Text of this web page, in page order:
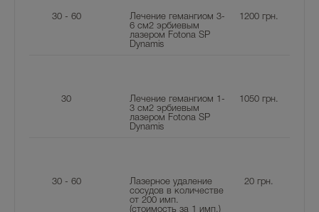
30 - 60
Лечение гемангиом 3-
6 см2 эрбиевым
лазером Fotona SP
Dynamis
1200 грн.
30
Лечение гемангиом 1-
3 см2 эрбиевым
лазером Fotona SP
Dynamis
1050 грн.
30 - 60
Лазерное удаление
сосудов в количестве
от 200 имп.
(стоимость за 1 имп.)
20 грн.